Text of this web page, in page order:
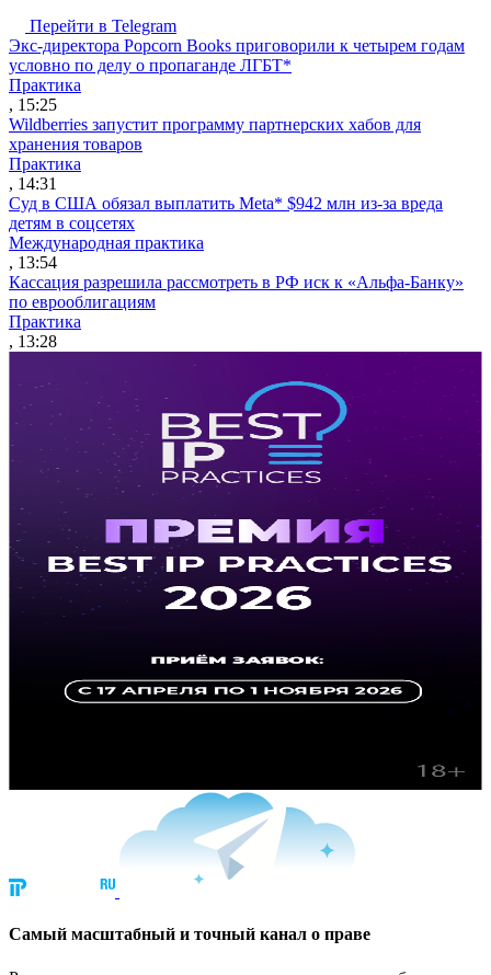
Перейти в Telegram
Экс-директора Popcorn Books приговорили к четырем годам
условно по делу о пропаганде ЛГБТ*
Практика
, 15:25
Wildberries запустит программу партнерских хабов для
хранения товаров
Практика
, 14:31
Суд в США обязал выплатить Meta* $942 млн из-за вреда
детям в соцсетях
Международная практика
, 13:54
Кассация разрешила рассмотреть в РФ иск к «Альфа-Банку»
по еврооблигациям
Практика
, 13:28
Cамый масштабный и точный канал о праве